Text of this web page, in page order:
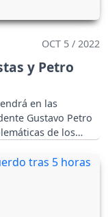
OCT 5 / 2022
y Petro
en las
Gustavo Petro
de los